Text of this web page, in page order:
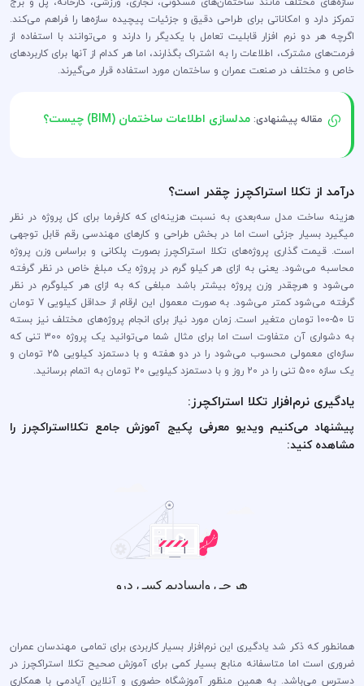
تمرکز دارد و امکاناتی برای طراحی دقیق و جزئیات پیچیده سازه‌ها را فراهم می‌کند.
اگرچه هر دو نرم افزار قابلیت تعامل با یکدیگر را دارند و می‌توانند با استفاده از
فرمت‌های مشترک، اطلاعات را به اشتراک بگذارند، اما هر کدام از آنها برای کاربردهای
خاص و مختلف در صنعت عمران و ساختمان مورد استفاده قرار می‌گیرند.
مقاله پیشنهادی:مدلسازی اطلاعات ساختمان (BIM) چیست؟
درآمد از تکلا استراکچرز چقدر است؟
هزینه ساخت مدل سه‌بعدی به نسبت هزینه‌ای که کارفرما برای کل پروژه در نظر
میگیرد بسیار جزئی است اما در بخش طراحی و کار‌های مهندسی رقم قابل توجهی
است. قیمت گذاری پروژه‌های تکلا استراکچرز بصورت پلکانی و براساس وزن پروژه
محاسبه می‌شود. یعنی به ازای هر کیلو گرم در پروژه یک مبلغ خاص در نظر گرفته
می‌شود و هرچقدر وزن پروژه بیشتر باشد مبلغی که به ازای هر کیلوگرم در نظر
گرفته می‌شود کمتر می‌شود. به صورت معمول این ارقام از حداقل کیلویی 7 تومان
تا 50-100 تومان متغیر است. زمان مورد نیاز برای انجام پروژه‌های مختلف نیز بسته
به دشواری آن متفاوت است اما برای مثال شما می‌توانید یک پروژه 300 تنی که
سازه‌ای معمولی محسوب می‌شود را در دو هفته و با دستمزد کیلویی 25 تومان و
یک سازه 500 تنی را در 20 روز و با دستمزد کیلویی 20 تومان به اتمام برسانید.
یادگیری نرم‌افزار تکلا استراکچرز:
پیشنهاد می‌کنیم ویدیو معرفی پکیج آموزش جامع تکلااستراکچرز را
مشاهده کنید:
همانطور که ذکر شد یادگیری این نرم‌افزار بسیار کاربردی برای تمامی مهندسان عمران
ضروری است اما متاسفانه منابع بسیار کمی برای آموزش صحیح تکلا استراکچرز در
دسترس می‌باشد. به همین منظور آموزشگاه حضوری و آنلاین آپادمی با همکاری